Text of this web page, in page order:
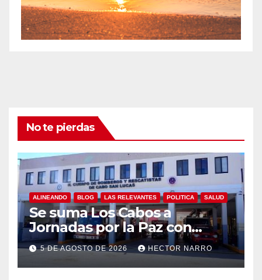
No te pierdas
ALINEANDO BLOG LAS RELEVANTES POLITICA SALUD
Se suma Los Cabos a
Jornadas por la Paz con
capacitación en primeros
auxilios para jóvenes
5 DE AGOSTO DE 2026 HECTOR NARRO